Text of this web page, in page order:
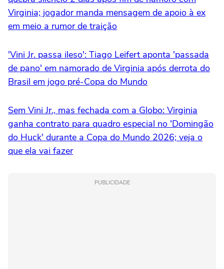
Virginia; jogador manda mensagem de apoio à ex
em meio a rumor de traição
'Vini Jr. passa ileso': Tiago Leifert aponta 'passada
de pano' em namorado de Virginia após derrota do
Brasil em jogo pré-Copa do Mundo
Sem Vini Jr., mas fechada com a Globo: Virginia
ganha contrato para quadro especial no 'Domingão
do Huck' durante a Copa do Mundo 2026; veja o
que ela vai fazer
PUBLICIDADE